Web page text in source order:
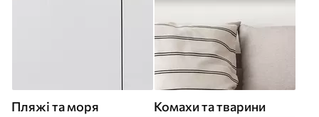
Пляжі та моря Комахи та тварини